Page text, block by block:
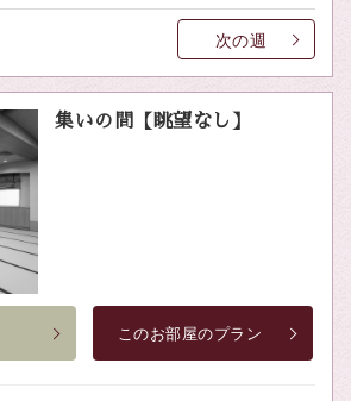
次の週
集いの間【眺望なし】
このお部屋のプラン